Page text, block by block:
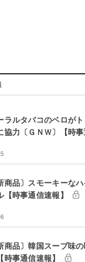
ラルタバコのベロが
協力〔ＧＮＷ〕【時事
商品〕スモーキーな
【時事通信速報】
商品〕韓国スープ味
時事通信速報】